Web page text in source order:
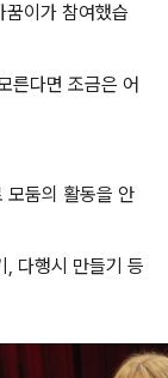
이가 참여했습
른다면 조금은 어
모둠의 활동을 안
, 다행시 만들기 등